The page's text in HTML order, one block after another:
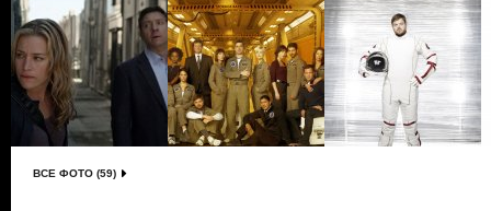
ВСЕ ФОТО (59)